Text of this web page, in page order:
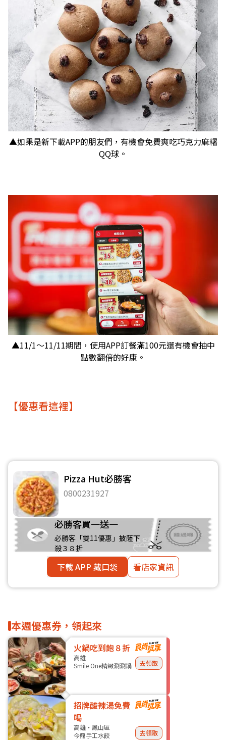
▲如果是新下載APP的朋友們，有機會免費爽吃巧克力麻糬
QQ球。
▲11/1～11/11期間，使用APP訂餐滿100元還有機會抽中
點數翻倍的好康。
【優惠看這裡】
Pizza Hut必勝客
0800231927
必勝客買一送一
必勝客「雙11優惠」披薩下
殺３８折
下載 APP 藏口袋 看店家資訊
本週優惠券，領起來
火鍋吃到飽８折
高雄
Smile One精緻涮涮鍋
去領取
招牌酸辣湯免費
喝
高雄・鳳山區
今鼎手工水餃
去領取